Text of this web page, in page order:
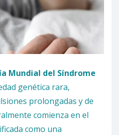
Mundial del Síndrome
genética rara,
prolongadas y de
comienza en el
como una